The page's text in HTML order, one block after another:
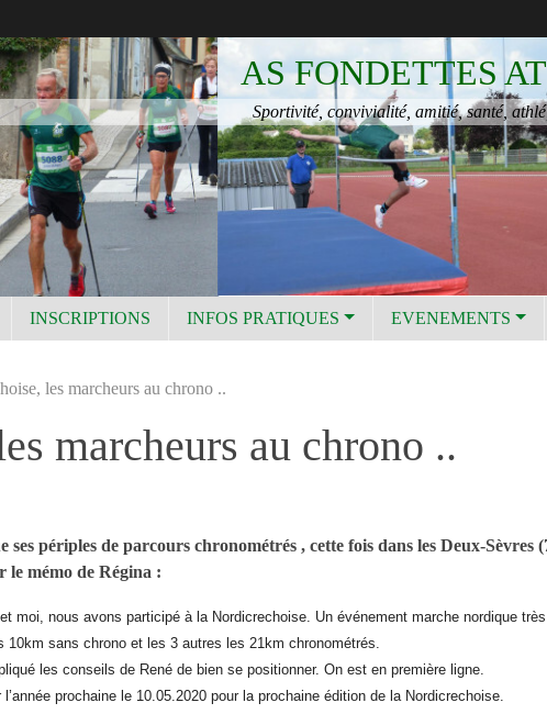
AS FONDETTES
Sportivité, convivialité, amitié, santé,
INSCRIPTIONS INFOS PRATIQUES EVENEMENTS
les marcheurs au chrono ..
marcheurs au chrono ..
périples de parcours chronométrés , cette fois dans les Deux-Sèvres
mémo de Régina :
moi, nous avons participé à la Nordicrechoise. Un événement marche nordique
sans chrono et les 3 autres les 21km chronométrés.
les conseils de René de bien se positionner. On est en première ligne.
prochaine le 10.05.2020 pour la prochaine édition de la Nordicrechoise.